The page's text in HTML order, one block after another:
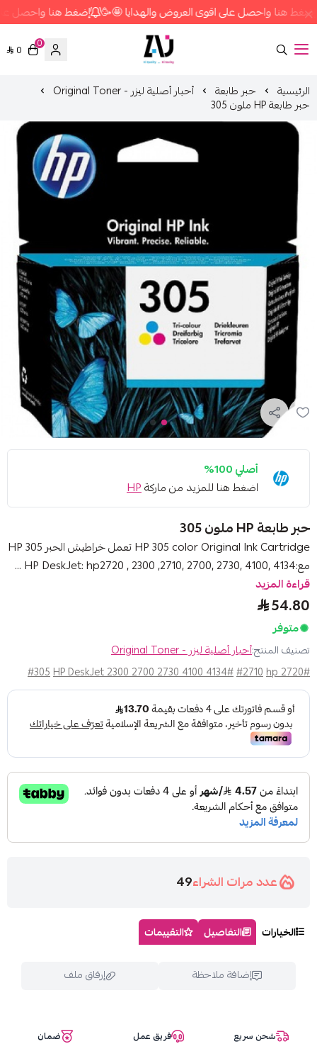
هنا واحصل على اقوى العروض والهدايا 🤩🥳 إضغط هنا واحصل
متجر زاج ستور
0
0
الرئيسية حبر طابعة أحبار أصلية ليزر - Original Toner
حبر طابعة HP ملون 305
أصلي 100%
اضغط هنا للمزيد من ماركةHP
حبر طابعة HP ملون 305
HP 305 color Original Ink Cartridge تعمل خراطيش الحبر HP 305
مع:HP DeskJet: hp2720 , 2300 ,2710, 2700, 2730, 4100, 4134 ...
قراءة المزيد
54.80
متوفر
تصنيف المنتج:أحبار أصلية ليزر - Original Toner
#hp 2720
#2710
#HP DeskJet 2300 2700 2730 4100 4134
#305
عدد مرات الشراء49
الخيارات التفاصيل التقييمات
إضافة ملاحظة إرفاق ملف
اسحب و افلت الملف هنا
شحن سريع فريق عمل ضمان